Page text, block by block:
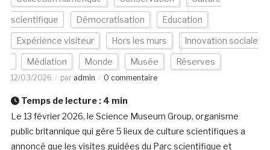
scientifique Démocratisation Education
Expérience visiteur Hors les murs Innovation sociale
Médiation Monde Musée Réserves
12/03/2026 par admin 0 commentaire
Temps de lecture : 4 min
Le 13 février 2026, le Science Museum Group, organisme
public britannique qui gère 5 lieux de culture scientifiques a
annoncé que les visites guidées du Parc scientifique et